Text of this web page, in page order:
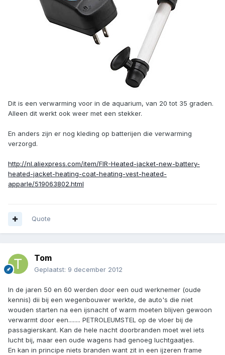
Dit is een verwarming voor in de aquarium, van 20 tot 35 graden.
Alleen dit werkt ook weer met een stekker.
En anders zijn er nog kleding op batterijen die verwarming
verzorgd.
http://nl.aliexpress.com/item/FIR-Heated-jacket-new-battery-
heated-jacket-heating-coat-heating-vest-heated-
apparle/519063802.html
Quote
Tom
Geplaatst: 9 december 2012
In de jaren 50 en 60 werden door een oud werknemer (oude
kennis) dii bij een wegenbouwer werkte, de auto's die niet
wouden starten na een ijsnacht of warm moeten blijven gewoon
verwarmt door een........ PETROLEUMSTEL op de vloer bij de
passagierskant. Kan de hele nacht doorbranden moet wel iets
lucht bij, maar een oude wagens had genoeg luchtgaatjes.
En kan in principe niets branden want zit in een ijzeren frame